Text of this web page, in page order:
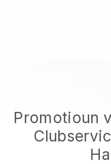
Promotioun